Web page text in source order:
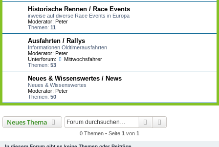
Historische Rennen / Race Events
inweise auf diverse Race Events in Europa
Moderator: Peter
Themen: 11
Ausfahrten / Rallys
Informationen Oldtimerausfahrten
Moderator: Peter
Unterforum:
Mittwochsfahrer
Themen: 53
Neues & Wissenswertes / News
Neues & Wissenswertes
Moderator: Peter
Themen: 50
Neues Thema Suche
0 Themen • Seite 1 von 1